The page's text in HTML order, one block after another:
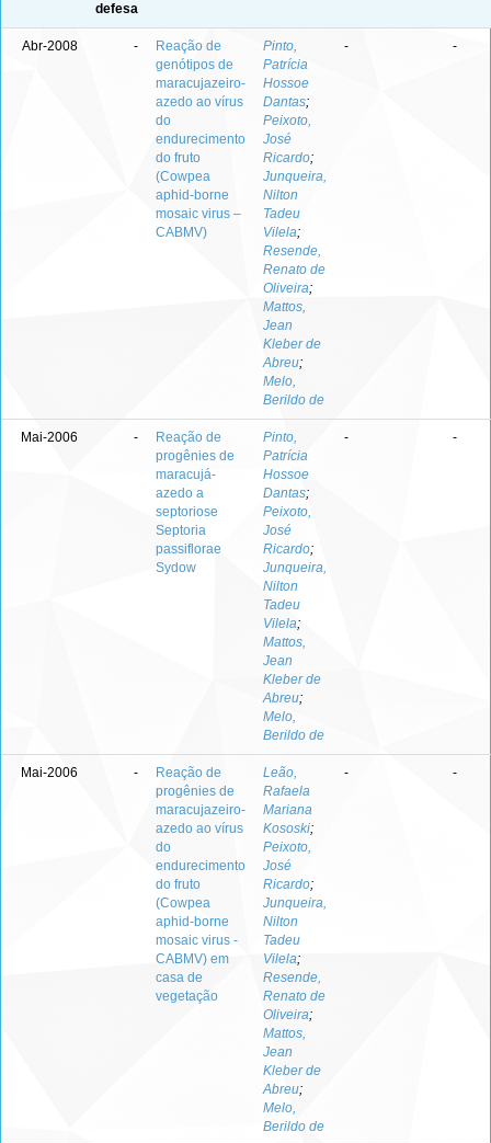
defesa
Abr-2008 -
Reação de
genótipos de
maracujazeiro-
azedo ao vírus
do
endurecimento
do fruto
(Cowpea
aphid-borne
mosaic virus –
CABMV)
Pinto,
Patrícia
Hossoe
Dantas;
Peixoto,
José
Ricardo;
Junqueira,
Nilton
Tadeu
Vilela;
Resende,
Renato de
Oliveira;
Mattos,
Jean
Kleber de
Abreu;
Melo,
Berildo de
- -
Mai-2006 -
Reação de
progênies de
maracujá-
azedo a
septoriose
Septoria
passiflorae
Sydow
Pinto,
Patrícia
Hossoe
Dantas;
Peixoto,
José
Ricardo;
Junqueira,
Nilton
Tadeu
Vilela;
Mattos,
Jean
Kleber de
Abreu;
Melo,
Berildo de
- -
Mai-2006 -
Reação de
progênies de
maracujazeiro-
azedo ao vírus
do
endurecimento
do fruto
(Cowpea
aphid-borne
mosaic virus -
CABMV) em
casa de
vegetação
Leão,
Rafaela
Mariana
Kososki;
Peixoto,
José
Ricardo;
Junqueira,
Nilton
Tadeu
Vilela;
Resende,
Renato de
Oliveira;
Mattos,
Jean
Kleber de
Abreu;
Melo,
Berildo de
- -